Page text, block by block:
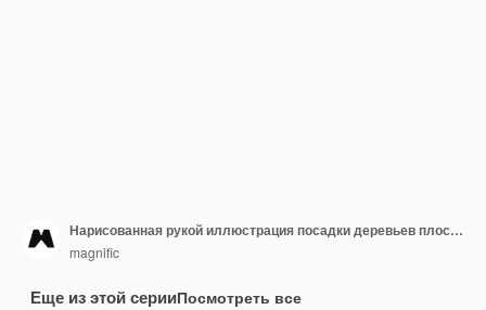
Нарисованная рукой иллюстрация посадки деревьев плоского дизайна
magnific
Еще из этой серииПосмотреть все